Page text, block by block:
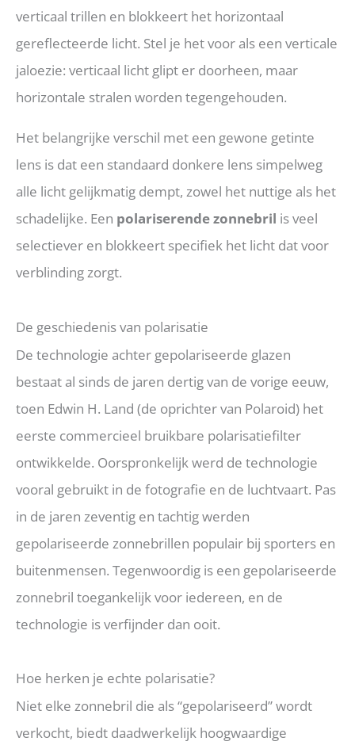
verticaal trillen en blokkeert het horizontaal
gereflecteerde licht. Stel je het voor als een verticale
jaloezie: verticaal licht glipt er doorheen, maar
horizontale stralen worden tegengehouden.
Het belangrijke verschil met een gewone getinte
lens is dat een standaard donkere lens simpelweg
alle licht gelijkmatig dempt, zowel het nuttige als het
schadelijke. Een polariserende zonnebril is veel
selectiever en blokkeert specifiek het licht dat voor
verblinding zorgt.
De geschiedenis van polarisatie
De technologie achter gepolariseerde glazen
bestaat al sinds de jaren dertig van de vorige eeuw,
toen Edwin H. Land (de oprichter van Polaroid) het
eerste commercieel bruikbare polarisatiefilter
ontwikkelde. Oorspronkelijk werd de technologie
vooral gebruikt in de fotografie en de luchtvaart. Pas
in de jaren zeventig en tachtig werden
gepolariseerde zonnebrillen populair bij sporters en
buitenmensen. Tegenwoordig is een gepolariseerde
zonnebril toegankelijk voor iedereen, en de
technologie is verfijnder dan ooit.
Hoe herken je echte polarisatie?
Niet elke zonnebril die als “gepolariseerd” wordt
verkocht, biedt daadwerkelijk hoogwaardige